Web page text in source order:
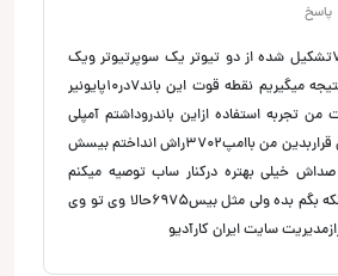
پاسخ
با عرض سلام باند7150تشکیل شده از دو تیوتر یک سوپرتیوتر ویک
میدرنج پس بنابراین نتیجه میگیریم نقطه قوت این باند7در10پایونیر
تجربه استفاده ازاین باندروداشتم آمپلی
باکیفیتی باید سرراهش قراربدین من باامپ3702راش انداختم بیسش
ولی صداش خیلی بهتره درکنار ساب توصیه میکنم
بیسش هم خوبه نه اینکه بگم بده ولی مثل بیس6975حالا وی تو وی
سایت ایران کارآدیو